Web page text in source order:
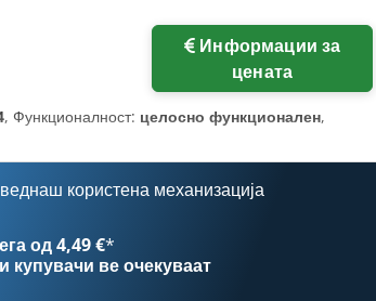
цената
, Функционалност: целосно функционален,
користена механизација
од 4,49 €*
купувачи ве очекуваат